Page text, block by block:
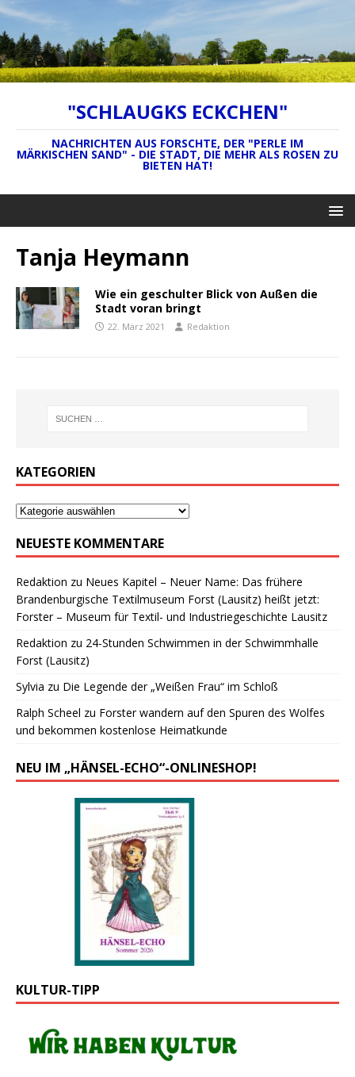
"SCHLAUGKS ECKCHEN"
NACHRICHTEN AUS FORSCHTE, DER "PERLE IM
MÄRKISCHEN SAND" - DIE STADT, DIE MEHR ALS ROSEN ZU
BIETEN HAT!
Tanja Heymann
Wie ein geschulter Blick von Außen die
Stadt voran bringt
22. März 2021 Redaktion
KATEGORIEN
NEUESTE KOMMENTARE
Redaktion zu Neues Kapitel – Neuer Name: Das frühere
Brandenburgische Textilmuseum Forst (Lausitz) heißt jetzt:
Forster – Museum für Textil- und Industriegeschichte Lausitz
Redaktion zu 24-Stunden Schwimmen in der Schwimmhalle
Forst (Lausitz)
Sylvia zu Die Legende der „Weißen Frau“ im Schloß
Ralph Scheel zu Forster wandern auf den Spuren des Wolfes
und bekommen kostenlose Heimatkunde
NEU IM „HÄNSEL-ECHO“-ONLINESHOP!
KULTUR-TIPP